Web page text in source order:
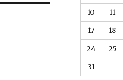
10 11
17 18
24 25
31